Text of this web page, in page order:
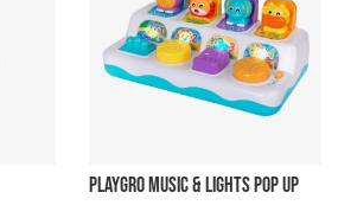
PLAYGRO MUSIC & LIGHTS POP UP